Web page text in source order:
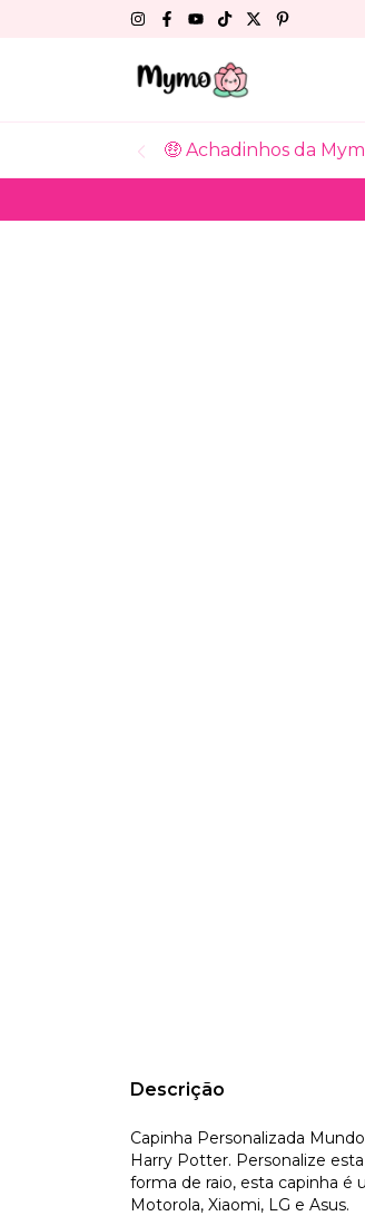
🤑 Achadinhos da
Descrição
Capinha Personalizada
Harry Potter. Personalize
forma de raio, esta capinha é
Motorola, Xiaomi, LG e Asus.